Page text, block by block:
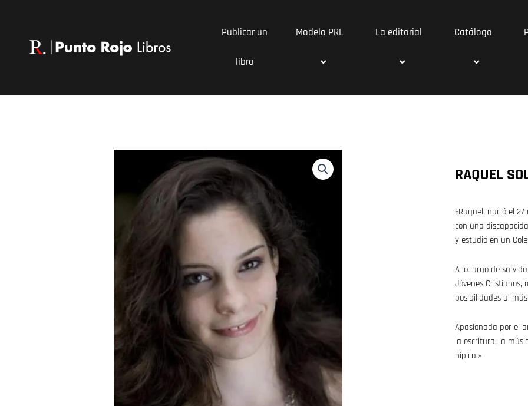
Publicar un
libro
Modelo PRL La editorial Catálogo
RAQUEL
«Raquel, nació el
con una
y estudió en un
A lo largo de su
Jóvenes Cristianos,
posibilidades al
Apasionada por el
la escritura, la
hípica.»